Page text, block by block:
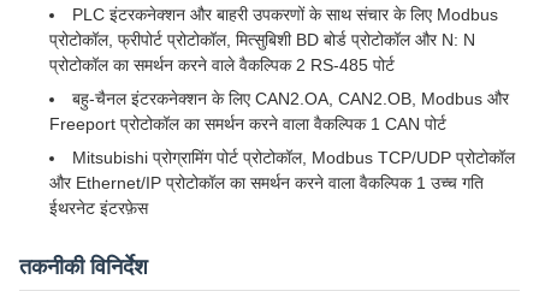
PLC इंटरकनेक्शन और बाहरी उपकरणों के साथ संचार के लिए Modbus
प्रोटोकॉल, फ्रीपोर्ट प्रोटोकॉल, मित्सुबिशी BD बोर्ड प्रोटोकॉल और N: N
प्रोटोकॉल का समर्थन करने वाले वैकल्पिक 2 RS-485 पोर्ट
बहु-चैनल इंटरकनेक्शन के लिए CAN2.OA, CAN2.OB, Modbus और
Freeport प्रोटोकॉल का समर्थन करने वाला वैकल्पिक 1 CAN पोर्ट
Mitsubishi प्रोग्रामिंग पोर्ट प्रोटोकॉल, Modbus TCP/UDP प्रोटोकॉल
और Ethernet/IP प्रोटोकॉल का समर्थन करने वाला वैकल्पिक 1 उच्च गति
ईथरनेट इंटरफ़ेस
तकनीकी विनिर्देश